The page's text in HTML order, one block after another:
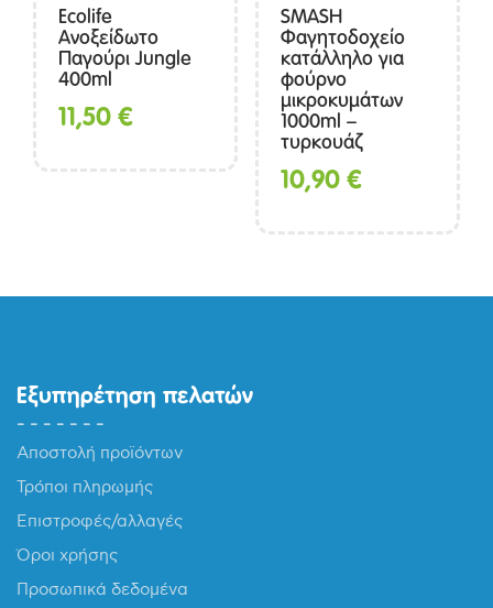
Ecolife
Ανοξείδωτο
Παγούρι Jungle
400ml
11,50€
SMASH
Φαγητοδοχείο
κατάλληλο για
φούρνο
μικροκυμάτων
1000ml –
τυρκουάζ
10,90€
Εξυπηρέτηση πελατών
Αποστολή προϊόντων
Τρόποι πληρωμής
Επιστροφές/αλλαγές
Όροι χρήσης
Προσωπικά δεδομένα